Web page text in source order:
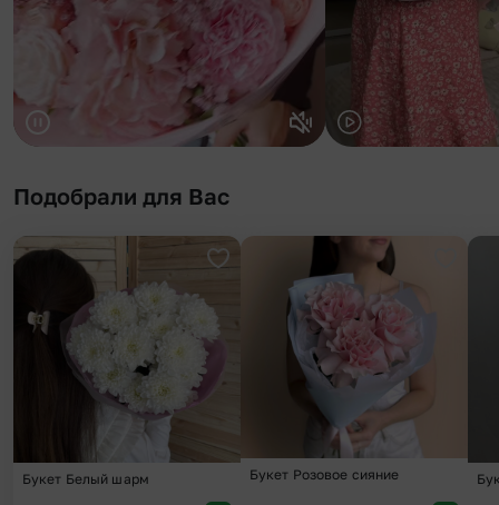
Подобрали для Вас
Добавить в избранное
Букет Белый шарм Букет Розовое сияние